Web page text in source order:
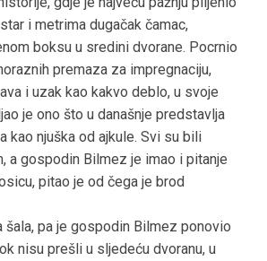
i metrima dugačak čamac,
boksu u sredini dvorane. Pocrnio
premaza za impregnaciju,
i uzak kao kakvo deblo, u svoje
je ono što u današnje predstavlja
kao njuška od ajkule. Svi su bili
a gospodin Bilmez je imao i pitanje
pitao je od čega je brod
šala, pa je gospodin Bilmez ponovio
nisu prešli u sljedeću dvoranu, u